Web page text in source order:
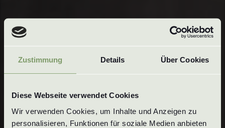
Zustimmung Details Über Cookies
Diese Webseite verwendet Cookies
Wir verwenden Cookies, um Inhalte und Anzeigen zu
personalisieren, Funktionen für soziale Medien anbieten